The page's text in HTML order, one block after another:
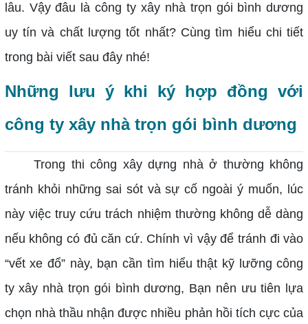
lâu. Vậy đâu là công ty xây nhà trọn gói bình dương
uy tín và chất lượng tốt nhất? Cùng tìm hiểu chi tiết
trong bài viết sau đây nhé!
Những lưu ý khi ký hợp đồng với
công ty xây nhà trọn gói bình dương
Trong thi công xây dựng nhà ở thường không
tránh khỏi những sai sót và sự cố ngoài ý muốn, lúc
này việc truy cứu trách nhiệm thường không dễ dàng
nếu không có đủ căn cứ. Chính vì vậy để tránh đi vào
“vết xe đổ” này, bạn cần tìm hiểu thật kỹ lưỡng công
ty xây nhà trọn gói bình dương, Bạn nên ưu tiên lựa
chọn nhà thầu nhận được nhiều phản hồi tích cực của